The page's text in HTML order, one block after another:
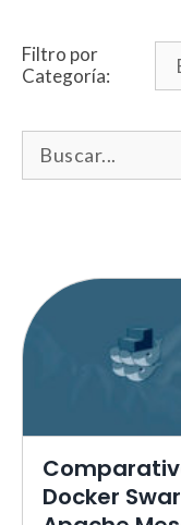
Filtro por
Categoría:
Docker